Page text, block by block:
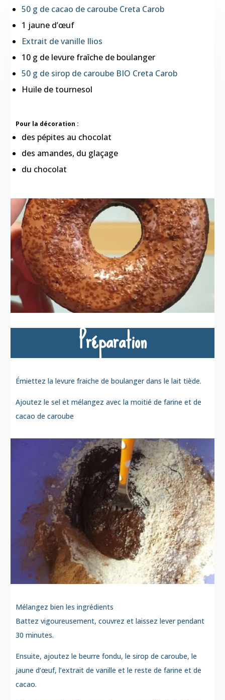
50 g de cacao de caroube Creta Carob
1 jaune d’œuf
Extrait de vanille Ilios
10 g de levure fraîche de boulanger
50 g de sirop de caroube BIO Creta Carob
Huile de tournesol
Pour la décoration :
des pépites au chocolat
des amandes, du glaçage
du chocolat
Préparation
Émiettez la levure fraiche de boulanger dans le lait tiède.
Ajoutez le sel et mélangez avec la moitié de farine et de
cacao de caroube
Mélangez bien les ingrédients
Battez vigoureusement, couvrez et laissez lever pendant
30 minutes.
Ensuite, ajoutez le beurre fondu, le sirop de caroube, le
jaune d’œuf, l’extrait de vanille et le reste de farine et de
cacao.